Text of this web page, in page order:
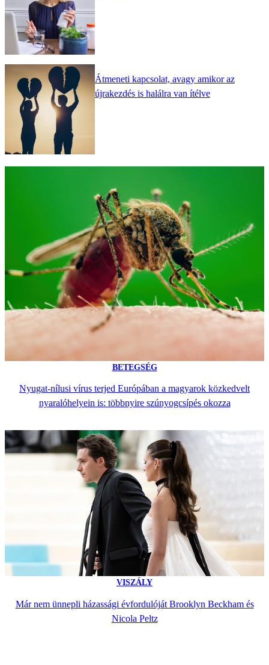
Átmeneti kapcsolat, avagy amikor az
újrakezdés is halálra van ítélve
BETEGSÉG
Nyugat-nílusi vírus terjed Európában a magyarok közkedvelt
nyaralóhelyein is: többnyire szúnyogcsípés okozza
VISZÁLY
Már nem ünnepli házassági évfordulóját Brooklyn Beckham és
Nicola Peltz